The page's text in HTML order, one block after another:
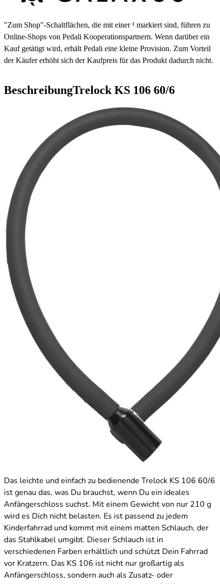
2 Tage
"Zum Shop"-Schaltflächen, die mit einer ¹ markiert sind, führen zu
Online-Shops von Pedali Kooperationspartnern. Wenn darüber ein
Kauf getätigt wird, erhält Pedali eine kleine Provision. Zum Vorteil
der Käufer erhöht sich der Kaufpreis für das Produkt dadurch nicht.
BeschreibungTrelock KS 106 60/6
Das leichte und einfach zu bedienende Trelock KS 106 60/6
ist genau das, was Du brauchst, wenn Du ein ideales
Anfängerschloss suchst. Mit einem Gewicht von nur 210 g
wird es Dich nicht belasten. Es ist passend zu jedem
Kinderfahrrad und kommt mit einem matten Schlauch, der
das Stahlkabel umgibt. Dieser Schlauch ist in
verschiedenen Farben erhältlich und schützt Dein Fahrrad
vor Kratzern. Das KS 106 ist nicht nur großartig als
Anfängerschloss, sondern auch als Zusatz- oder